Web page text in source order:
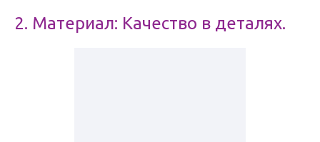
2. Материал: Качество в деталях.